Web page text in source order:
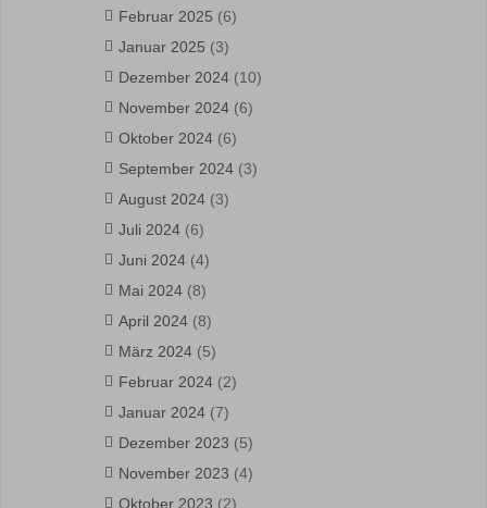
Februar 2025 (6)
Januar 2025 (3)
Dezember 2024 (10)
November 2024 (6)
Oktober 2024 (6)
September 2024 (3)
August 2024 (3)
Juli 2024 (6)
Juni 2024 (4)
Mai 2024 (8)
April 2024 (8)
März 2024 (5)
Februar 2024 (2)
Januar 2024 (7)
Dezember 2023 (5)
November 2023 (4)
Oktober 2023 (2)